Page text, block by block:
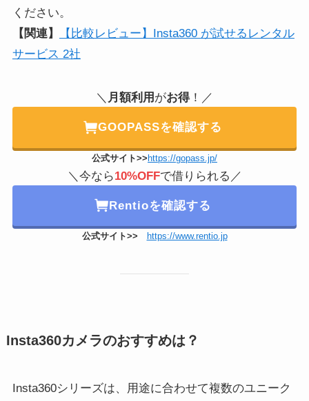
ください。
【関連】
【比較レビュー】Insta360 が試せるレンタル
サービス 2社
＼ 月額利用 がお得！／
GOOPASSを確認する
公式サイト>>https://gopass.jp/
＼今なら10%OFFで借りられる／
Rentioを確認する
公式サイト>> https://www.rentio.jp
Insta360カメラのおすすめは？
Insta360シリーズは、用途に合わせて複数のユニーク